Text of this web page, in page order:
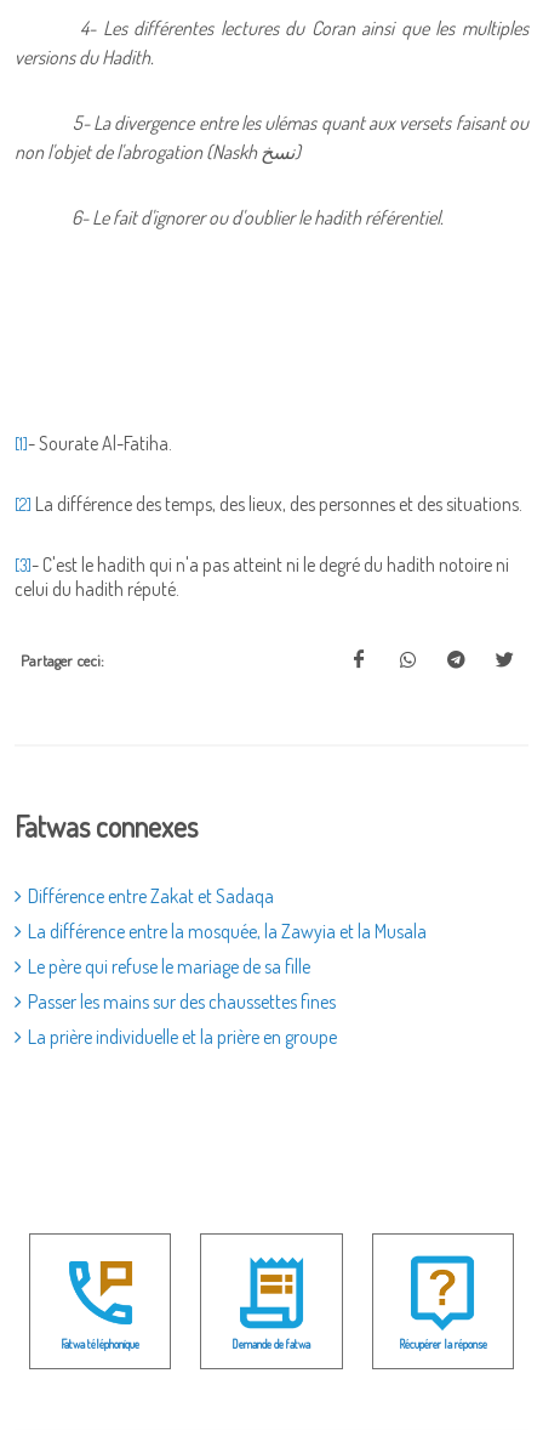
4- Les différentes lectures du Coran ainsi que les multiples
versions du Hadith.
5- La divergence entre les ulémas quant aux versets faisant ou
non l'objet de l'abrogation (Naskhنسخ)
6- Le fait d'ignorer ou d'oublier le hadith référentiel.
[1]- Sourate Al-Fatiha.
[2] La différence des temps, des lieux, des personnes et des situations.
[3]- C'est le hadith qui n'a pas atteint ni le degré du hadith notoire ni
celui du hadith réputé.
Partager ceci:
Fatwas connexes
Différence entre Zakat et Sadaqa
La différence entre la mosquée, la Zawyia et la Musala
Le père qui refuse le mariage de sa fille
Passer les mains sur des chaussettes fines
La prière individuelle et la prière en groupe
Fatwa téléphonique Demande de fatwa Récupérer la réponse